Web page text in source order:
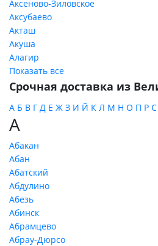
Аксеново-Зиловское
Аксубаево
Акташ
Акуша
Алагир
Показать все
Срочная доставка из
А Б В Г Д Е Ж З И Й К Л М Н О П Р С
А
Абакан
Абан
Абатский
Абдулино
Абезь
Абинск
Абрамцево
Абрау-Дюрсо